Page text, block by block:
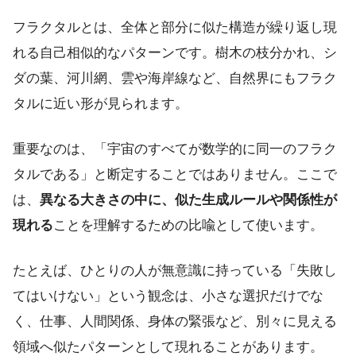
フラクタルとは、全体と部分に似た構造が繰り返し現
れる自己相似的なパターンです。樹木の枝分かれ、シ
ダの葉、河川網、雲や海岸線など、自然界にもフラク
タルに近い形が見られます。
重要なのは、「宇宙のすべてが数学的に同一のフラク
タルである」と断定することではありません。ここで
は、 異なる大きさの中に、似た生成ルールや関係性が
現れることを理解するための比喩として使います。
たとえば、ひとりの人が無意識に持っている「失敗し
てはいけない」という観念は、小さな選択だけでな
く、仕事、人間関係、身体の緊張など、別々に見える
領域へ似たパターンとして現れることがあります。